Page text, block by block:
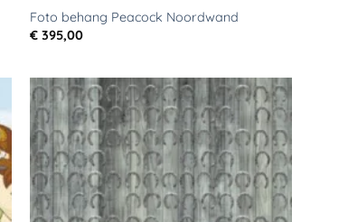
Foto behang Peacock Noordwand
€395,00
Toevoegen
aan
verlanglijst